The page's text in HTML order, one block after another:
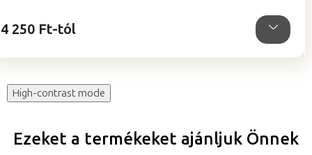
4 250 Ft-tól
High-contrast mode
Ezeket a termékeket ajánljuk Önnek